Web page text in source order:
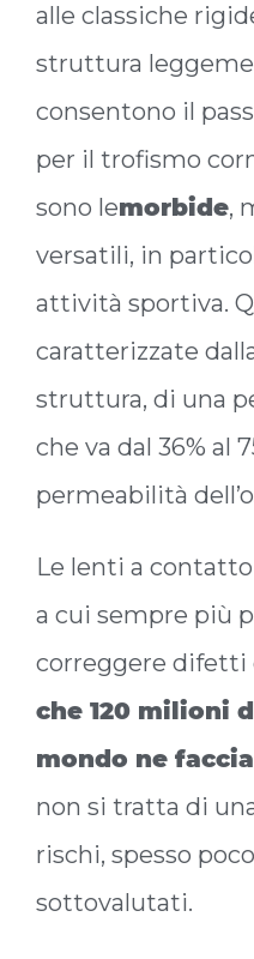
alle classiche
struttura
consentono il
per il trofismo
sono lemorbide,
versatili, in
attività sportiva.
caratterizzate
struttura, di una
che va dal 36% al
permeabilità
Le lenti a
a cui sempre più
correggere difetti
che 120 milioni
mondo ne
non si tratta di
rischi, spesso
sottovalutati.